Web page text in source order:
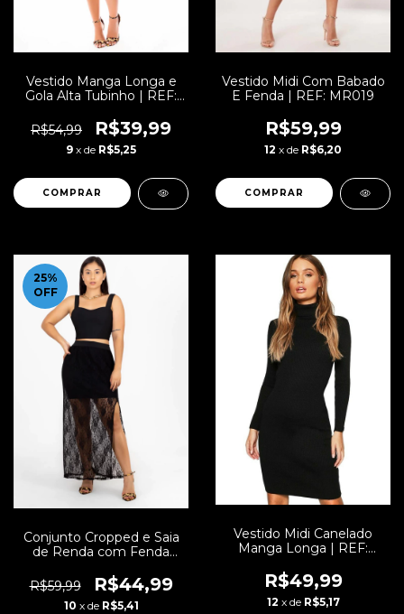
Vestido Manga Longa e
Gola Alta Tubinho | REF:
R$54,99
R$39,99
9 x de R$5,25
COMPRAR
Vestido Midi Com Babado
E Fenda | REF: MR019
R$59,99
12 x de R$6,20
COMPRAR
25%
OFF
Conjunto Cropped e Saia
de Renda com Fenda
R$59,99
R$44,99
10 x de R$5,41
Vestido Midi Canelado
Manga Longa | REF:
R$49,99
12 x de R$5,17